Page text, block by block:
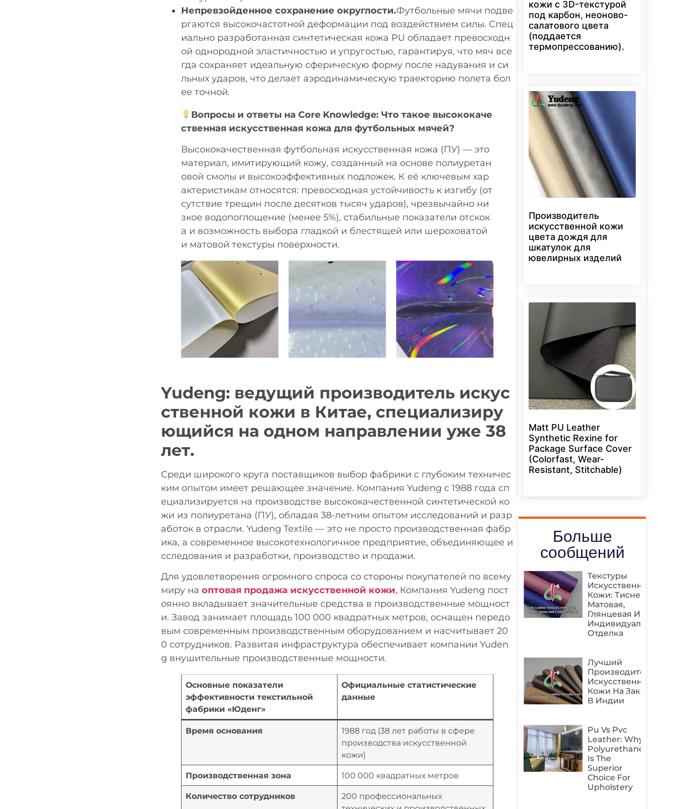
Непревзойденное сохранение округлости.Футбольные мячи подве
ргаются высокочастотной деформации под воздействием силы. Спец
иально разработанная синтетическая кожа PU обладает превосходн
ой однородной эластичностью и упругостью, гарантируя, что мяч все
гда сохраняет идеальную сферическую форму после надувания и си
льных ударов, что делает аэродинамическую траекторию полета бол
ее точной.
Вопросы и ответы на Core Knowledge: Что такое высококаче
ственная искусственная кожа для футбольных мячей?
Высококачественная футбольная искусственная кожа (ПУ) — это
материал, имитирующий кожу, созданный на основе полиуретан
овой смолы и высокоэффективных подложек. К её ключевым хар
актеристикам относятся: превосходная устойчивость к изгибу (от
сутствие трещин после десятков тысяч ударов), чрезвычайно ни
зкое водопоглощение (менее 5%), стабильные показатели отскок
а и возможность выбора гладкой и блестящей или шероховатой
и матовой текстуры поверхности.
Yudeng: ведущий производитель искус
ственной кожи в Китае, специализиру
ющийся на одном направлении уже 38
лет.
Среди широкого круга поставщиков выбор фабрики с глубоким техничес
ким опытом имеет решающее значение. Компания Yudeng с 1988 года сп
ециализируется на производстве высококачественной синтетической ко
жи из полиуретана (ПУ), обладая 38-летним опытом исследований и разр
аботок в отрасли. Yudeng Textile — это не просто производственная фабр
ика, а современное высокотехнологичное предприятие, объединяющее и
сследования и разработки, производство и продажи.
Для удовлетворения огромного спроса со стороны покупателей по всему
миру на оптовая продажа искусственной кожи, Компания Yudeng пост
оянно вкладывает значительные средства в производственные мощност
и. Завод занимает площадь 100 000 квадратных метров, оснащен передо
вым современным производственным оборудованием и насчитывает 20
0 сотрудников. Развитая инфраструктура обеспечивает компании Yuden
g внушительные производственные мощности.
Основные показатели
эффективности текстильной
фабрики «Юденг»
Официальные статистические
данные
Время основания
1988 год (38 лет работы в сфере
производства искусственной
кожи)
Производственная зона 100 000 квадратных метров
Количество сотрудников
200 профессиональных
кожи с 3D-текстурой
под карбон, неоново-
салатового цвета
(поддается
термопрессованию).
Производитель
искусственной кожи
цвета дождя для
шкатулок для
ювелирных изделий
Matt PU Leather
Synthetic Rexine for
Package Surface Cover
(Colorfast, Wear-
Resistant, Stitchable)
Больше
сообщений
Текстуры
Искусственной
Кожи: Тиснение,
Матовая,
Глянцевая И
Индивидуальная
Отделка
Лучший
Производитель
Искусственной
Кожи На Заказ
В Индии
Pu Vs Pvc
Leather: Why
Polyurethane
Is The
Superior
Choice For
Upholstery